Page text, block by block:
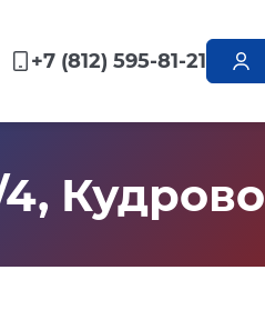
+7 (812) 595-81-21
Кудрово